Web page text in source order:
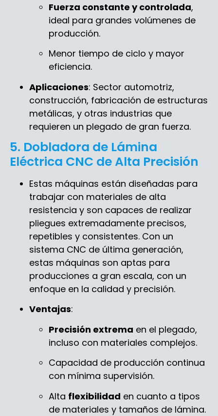
Fuerza constante y controlada,
ideal para grandes volúmenes de
producción.
Menor tiempo de ciclo y mayor
eficiencia.
Aplicaciones: Sector automotriz,
construcción, fabricación de estructuras
metálicas, y otras industrias que
requieren un plegado de gran fuerza.
5. Dobladora de Lámina
Eléctrica CNC de Alta Precisión
Estas máquinas están diseñadas para
trabajar con materiales de alta
resistencia y son capaces de realizar
pliegues extremadamente precisos,
repetibles y consistentes. Con un
sistema CNC de última generación,
estas máquinas son aptas para
producciones a gran escala, con un
enfoque en la calidad y precisión.
Ventajas:
Precisión extrema en el plegado,
incluso con materiales complejos.
Capacidad de producción continua
con mínima supervisión.
Alta flexibilidad en cuanto a tipos
de materiales y tamaños de lámina.